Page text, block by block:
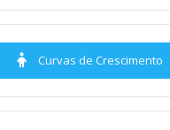
Curvas de Crescimento